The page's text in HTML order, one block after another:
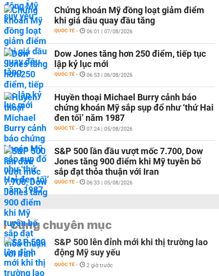
Chứng khoán Mỹ đồng loạt giảm điểm
khi giá dầu quay đầu tăng
QUỐC TẾ - 06:01 | 07/08/2026
Dow Jones tăng hơn 250 điểm, tiếp tục
lập kỷ lục mới
QUỐC TẾ - 06:53 | 06/08/2026
Huyền thoại Michael Burry cảnh báo
chứng khoán Mỹ sắp sụp đổ như ‘thứ Hai
đen tối’ năm 1987
QUỐC TẾ - 07:24 | 05/08/2026
S&P 500 lần đầu vượt mốc 7.700, Dow
Jones tăng 900 điểm khi Mỹ tuyên bố
sắp đạt thỏa thuận với Iran
QUỐC TẾ - 06:33 | 05/08/2026
Cùng chuyên mục
S&P 500 lên đỉnh mới khi thị trường lao
động Mỹ suy yếu
QUỐC TẾ - 2 giờ trước